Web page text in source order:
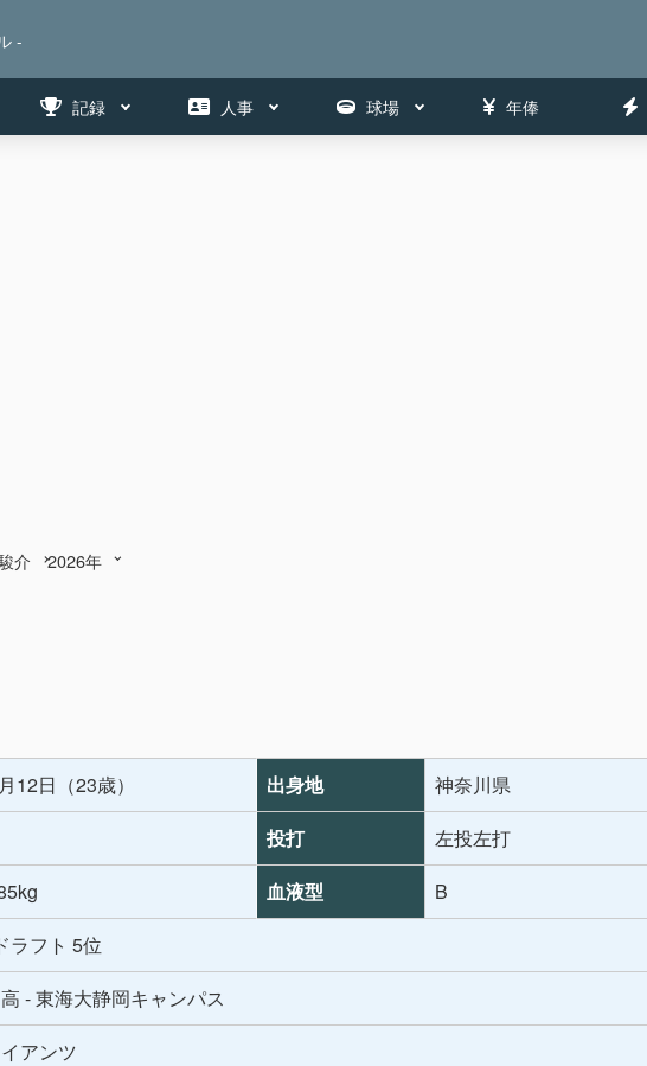
-
記録 人事 球場 年俸
介 2026年
12日（23歳） 出身地
神奈川県
投打
左投左打
血液型
B
ラフト 5位
- 東海大静岡キャンパス
アンツ